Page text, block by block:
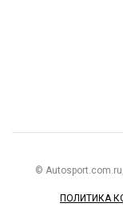
©
ПОЛИТИКА